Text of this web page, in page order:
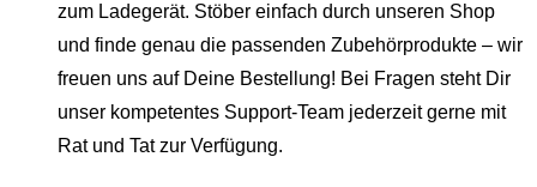
zum Ladegerät. Stöber einfach durch unseren Shop
und finde genau die passenden Zubehörprodukte – wir
freuen uns auf Deine Bestellung! Bei Fragen steht Dir
unser kompetentes Support-Team jederzeit gerne mit
Rat und Tat zur Verfügung.